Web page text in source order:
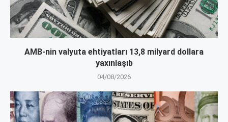
AMB-nin valyuta ehtiyatları 13,8 milyard dollara
yaxınlaşıb
04/08/2026